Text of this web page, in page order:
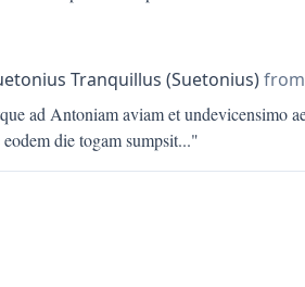
Tranquillus (Suetonius)from
ad Antoniam aviam et undevicensimo
die togam sumpsit..."